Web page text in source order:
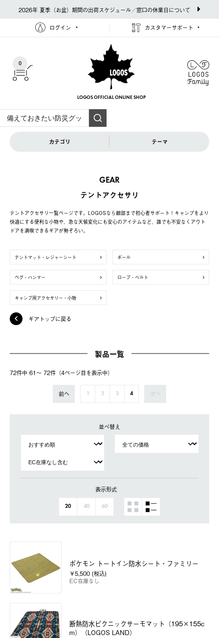
2026年 夏季（お盆）期間の出荷スケジュール／窓口の休業日について
ログイン カスタマーサポート
0
LOGOS OFFICIAL ONLINE SHOP
カテゴリ テーマ
GEAR
テントアクセサリ
テントアクセサリ一覧ページです。LOGOSなら細部まで初心者サポート！キャンプをより
快適にする便利な小物や、急な天候変化にも安心のアイテムなど、誰でも不安なくアウト
ドアを満喫できるギアが勢ぞろい。
テントマット・レジャーシート ポール
ペグ・ハンマー ロープ・ベルト
キャンプ用アクセサリー・小物
ギアトップに戻る
製品一覧
72件中 61〜 72件（4ページ⽬を表⽰中）
前へ 2 3 4 次へ
並べ替え
表示形式
20 40 60
ポケモン トートイン防水シート・ファミリー
￥5,500 (税込)
EC在庫なし
断熱防水ピクニックサーモマット（195×155c
m）（LOGOS LAND）